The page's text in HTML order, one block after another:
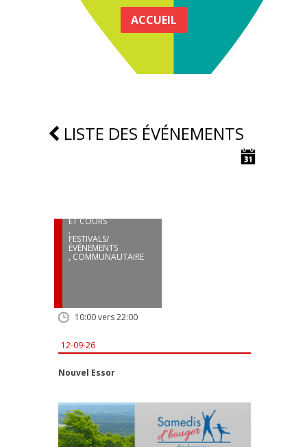
ACCUEIL
LISTE DES ÉVÉNEMENTS
ET COURS
,
FESTIVALS/
ÉVÉNEMENTS
, COMMUNAUTAIRE
10:00 vers 22:00
12-09-26
Nouvel Essor